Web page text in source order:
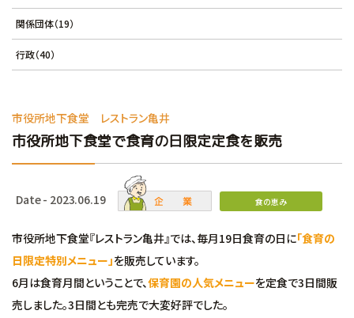
関係団体（19）
行政（40）
市役所地下食堂 レストラン亀井
市役所地下食堂で食育の日限定定食を販売
Date - 2023.06.19 食の恵み
市役所地下食堂『レストラン亀井』では、毎月19日食育の日に「食育の
日限定特別メニュー」を販売しています。
6月は食育月間ということで、保育園の人気メニューを定食で3日間販
売しました。3日間とも完売で大変好評でした。